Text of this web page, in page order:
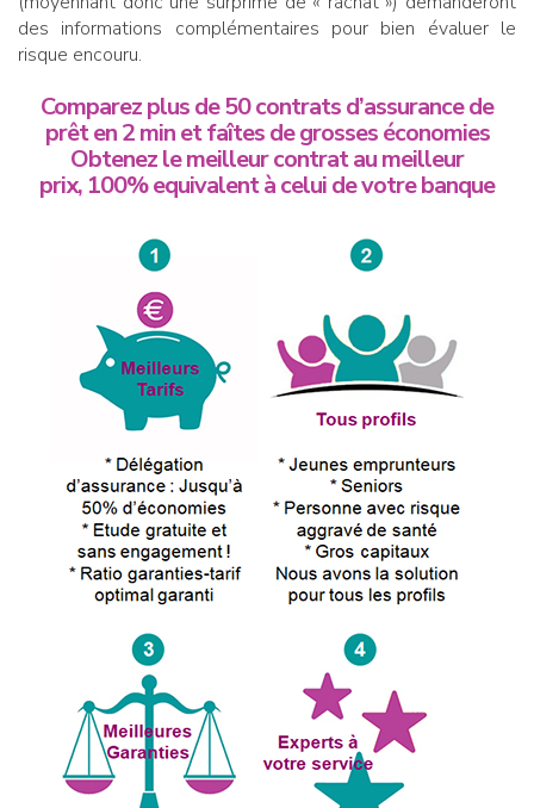
des informations complémentaires pour bien évaluer le
risque encouru.
Comparez plus de 50 contrats d’assurance de
prêt en 2 min et faîtes de grosses économies
Obtenez le meilleur contrat au meilleur
prix, 100% equivalent à celui de votre banque